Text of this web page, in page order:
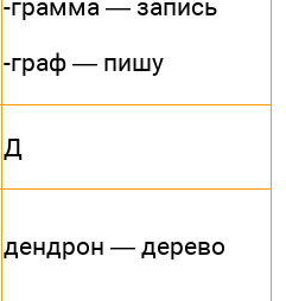
-грамма — запись
-граф — пишу
Д
дендрон — дерево